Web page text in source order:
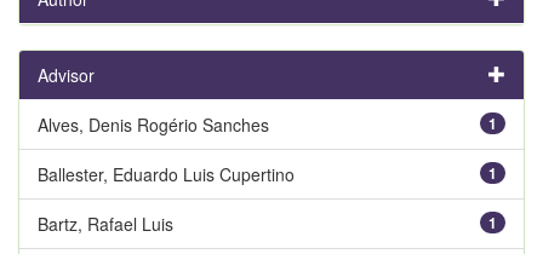
Advisor
1
Alves, Denis Rogério Sanches
1
Ballester, Eduardo Luis Cupertino
1
Bartz, Rafael Luis